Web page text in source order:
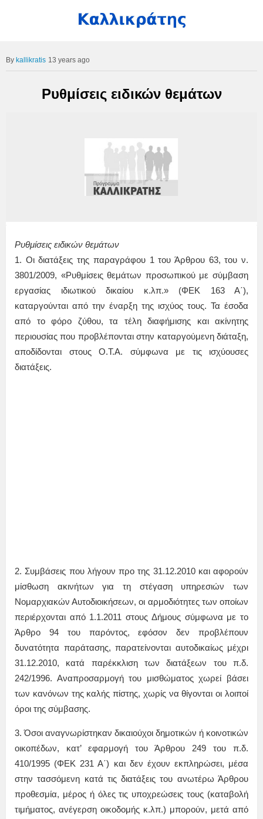
kallikratis 13 years ago
Ρυθμίσεις ειδικών θεμάτων
Ρυθμίσεις ειδικών θεμάτων
1. Οι διατάξεις της παραγράφου 1 του Άρθρου 63, του ν.
3801/2009, «Ρυθμίσεις θεμάτων προσωπικού με σύμβαση
εργασίας ιδιωτικού δικαίου κ.λπ.» (ΦΕΚ 163 Α΄),
καταργούνται από την έναρξη της ισχύος τους. Τα έσοδα
από το φόρο ζύθου, τα τέλη διαφήμισης και ακίνητης
περιουσίας που προβλέπονται στην καταργούμενη διάταξη,
αποδίδονται στους Ο.Τ.Α. σύμφωνα με τις ισχύουσες
διατάξεις.
2. Συμβάσεις που λήγουν προ της 31.12.2010 και αφορούν
μίσθωση ακινήτων για τη στέγαση υπηρεσιών των
Νομαρχιακών Αυτοδιοικήσεων, οι αρμοδιότητες των οποίων
περιέρχονται από 1.1.2011 στους Δήμους σύμφωνα με το
Άρθρο 94 του παρόντος, εφόσον δεν προβλέπουν
δυνατότητα παράτασης, παρατείνονται αυτοδικαίως μέχρι
31.12.2010, κατά παρέκκλιση των διατάξεων του π.δ.
242/1996. Αναπροσαρμογή του μισθώματος χωρεί βάσει
των κανόνων της καλής πίστης, χωρίς να θίγονται οι λοιποί
όροι της σύμβασης.
3. Όσοι αναγνωρίστηκαν δικαιούχοι δημοτικών ή κοινοτικών
οικοπέδων, κατ’ εφαρμογή του Άρθρου 249 του π.δ.
410/1995 (ΦΕΚ 231 Α΄) και δεν έχουν εκπληρώσει, μέσα
στην τασσόμενη κατά τις διατάξεις του ανωτέρω Άρθρου
προθεσμία, μέρος ή όλες τις υποχρεώσεις τους (καταβολή
τιμήματος, ανέγερση οικοδομής κ.λπ.) μπορούν, μετά από